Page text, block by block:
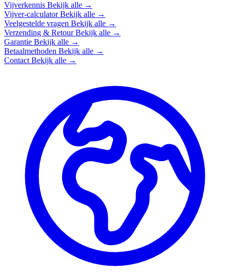
Vijverkennis Bekijk alle →
Vijver-calculatorBekijk alle →
Veelgestelde vragen Bekijk alle →
Verzending & RetourBekijk alle →
Garantie Bekijk alle →
Betaalmethoden Bekijk alle →
Contact Bekijk alle →